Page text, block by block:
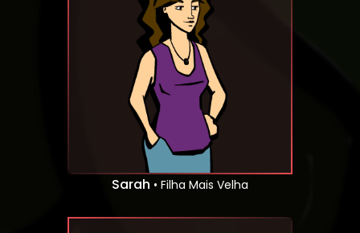
Sarah • Filha Mais Velha